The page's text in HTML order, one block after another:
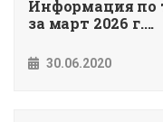
Информация
за март 2026 г....
30.06.2020